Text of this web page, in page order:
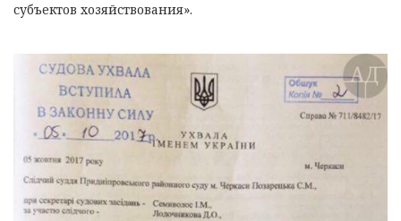
субъектов хозяйствования».